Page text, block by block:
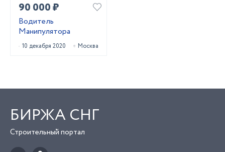
90 000 ₽
Водитель
Манипулятора
10 декабря 2020 Москва
БИРЖА СНГ
Строительный портал